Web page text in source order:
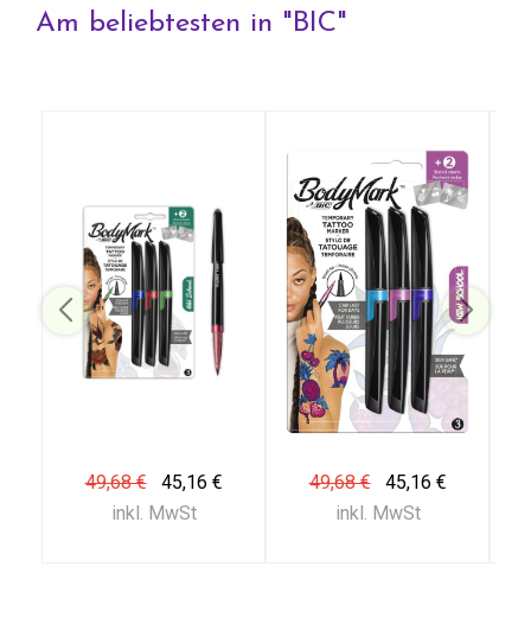
Am beliebtesten in "BIC"
49,68 €
45,16 €
inkl. MwSt
49,68 €
45,16 €
inkl. MwSt